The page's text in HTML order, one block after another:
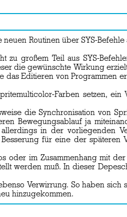
Routinen über SYS-
zu großem Teil aus SYS-
die gewünschte Wirkung
das Editieren von Programmen
Farben setzen, ein
die Synchronisation von
Bewegungsablauf ja
in der vorliegenden
für eine der späteren
oder im Zusammenhang mit der
werden muß. In dieser
Verwirrung. So haben sich
hinzugekommen.